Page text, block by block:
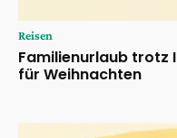
Reisen
Familienurlaub trotz
für Weihnachten